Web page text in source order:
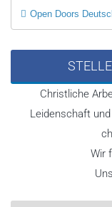
Open Doors
Christliche
Leidenschaft
Wir